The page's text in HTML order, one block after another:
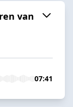
van
07:41